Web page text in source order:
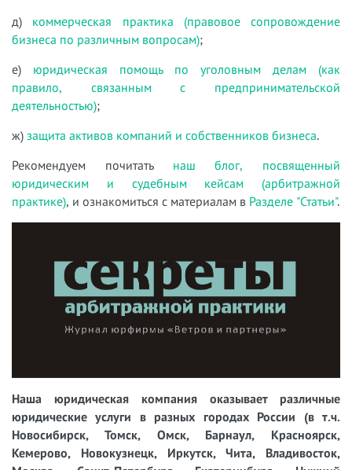
д) коммерческая практика (правовое сопровождение
бизнеса по различным вопросам);
е) юридическая помощь по уголовным делам (как
правило, связанным с предпринимательской
деятельностью);
ж) защита активов компаний и собственников бизнеса.
Рекомендуем почитать наш блог, посвященный
юридическим и судебным кейсам (арбитражной
практике), и ознакомиться с материалам в Разделе "Статьи".
Наша юридическая компания оказывает различные
юридические услуги в разных городах России (в т.ч.
Новосибирск, Томск, Омск, Барнаул, Красноярск,
Кемерово, Новокузнецк, Иркутск, Чита, Владивосток,